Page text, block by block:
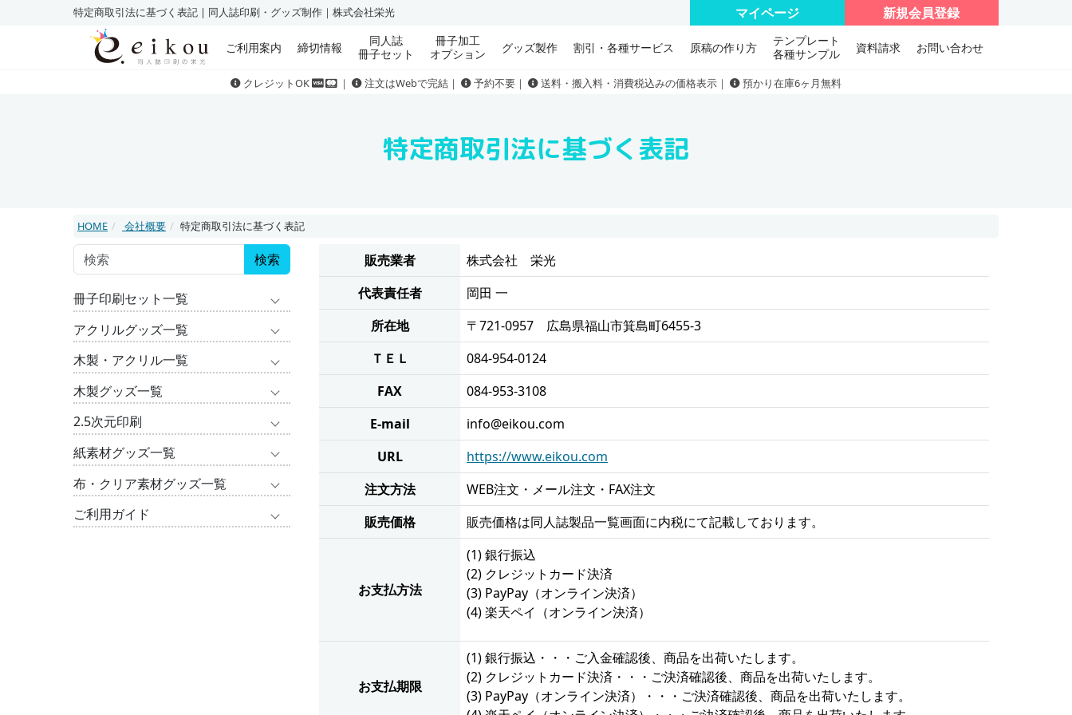
特定商取引法に基づく表記 | 同人誌印刷・グッズ制作｜株式会社栄光 マイページ 新規会員登録
ご利用案内 締切情報
同人誌
冊子セット
冊子加工
オプション
グッズ製作 割引・各種サービス 原稿の作り方
テンプレート
各種サンプル
資料請求 お問い合わせ
クレジットOK ｜ 注文はWebで完結｜ 予約不要｜ 送料・搬入料・消費税込みの価格表示｜ 預かり在庫6ヶ月無料
特定商取引法に基づく表記
HOME 会社概要 特定商取引法に基づく表記
販売業者
株式会社 栄光
代表責任者
岡田 一
所在地
〒721-0957 広島県福山市箕島町6455-3
ＴＥＬ
084-954-0124
FAX
084-953-3108
E-mail
info@eikou.com
URL
https://www.eikou.com
注文方法
WEB注文・メール注文・FAX注文
販売価格
販売価格は同人誌製品一覧画面に内税にて記載しております。
お支払方法
(1) 銀行振込
(2) クレジットカード決済
(3) PayPay（オンライン決済）
(4) 楽天ペイ（オンライン決済）
お支払期限
(1) 銀行振込・・・ご入金確認後、商品を出荷いたします。
(2) クレジットカード決済・・・ご決済確認後、商品を出荷いたします。
(3) PayPay（オンライン決済）・・・ご決済確認後、商品を出荷いたします。
検索
冊子印刷セット一覧
アクリルグッズ一覧
木製・アクリル一覧
木製グッズ一覧
2.5次元印刷
紙素材グッズ一覧
布・クリア素材グッズ一覧
ご利用ガイド